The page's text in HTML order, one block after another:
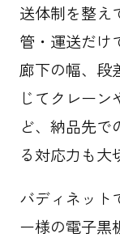
送体制を整え
管・運送だけ
廊下の幅、段
じてクレー
ど、納品先で
る対応力も大
バディネット
ー様の電子黒